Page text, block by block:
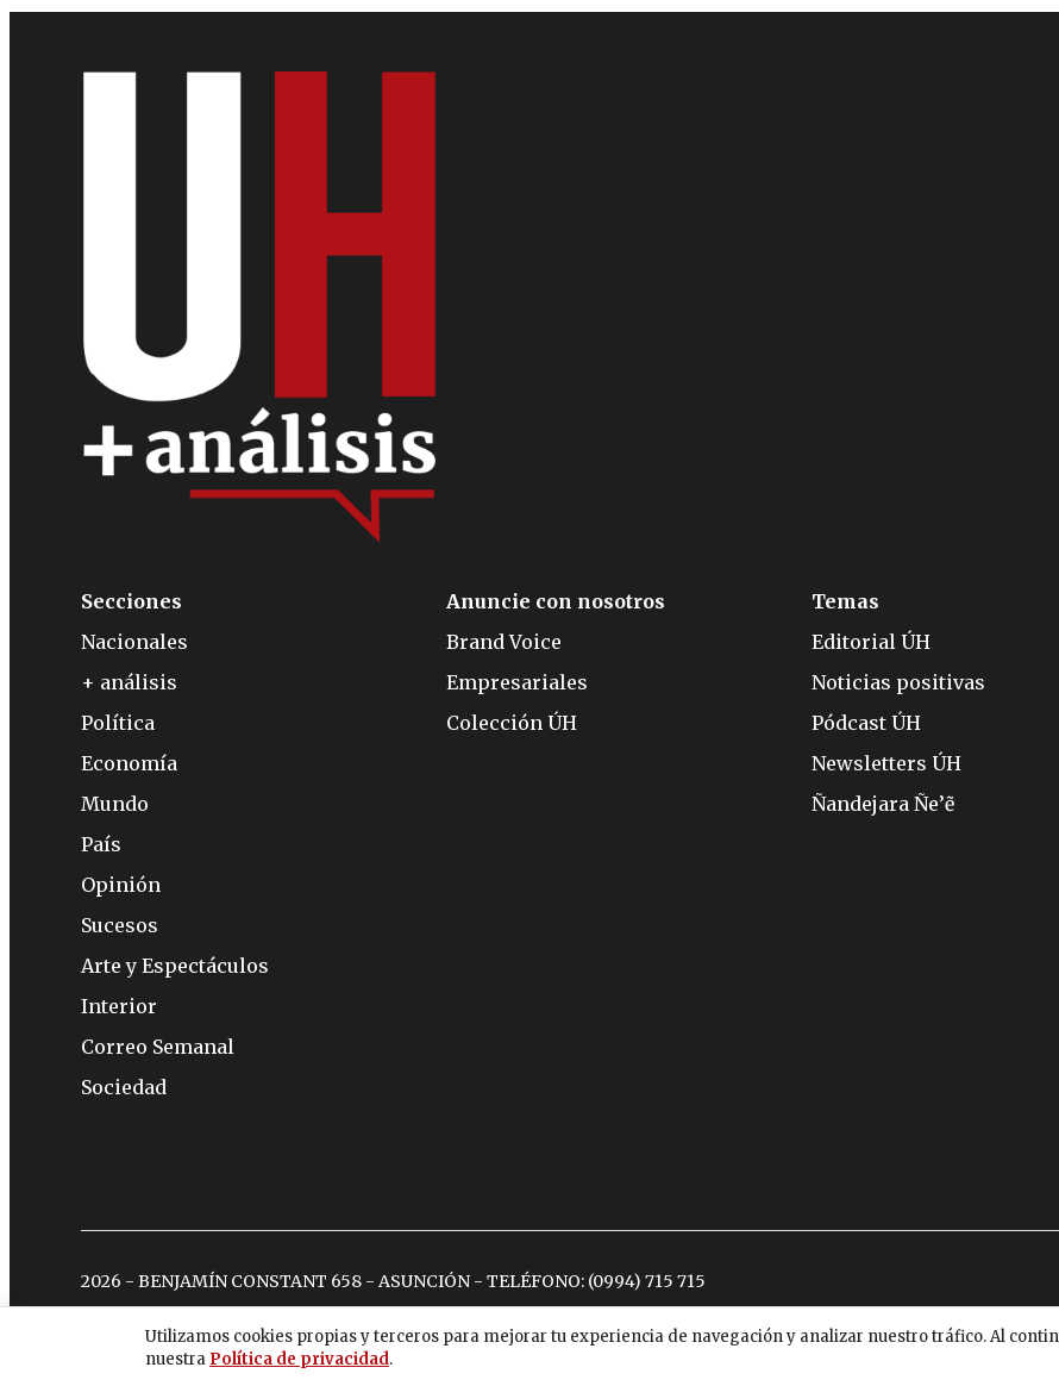
Utilizamos cookies propias y terceros para mejorar tu experiencia de navegación y analizar nuestro tráfico. Al
nuestra Política de privacidad.
Secciones
Nacionales
+ análisis
Política
Economía
Mundo
País
Opinión
Sucesos
Arte y Espectáculos
Interior
Correo Semanal
Sociedad
Anuncie con nosotros
Brand Voice
Empresariales
Colección ÚH
Temas
Editorial ÚH
Noticias positivas
Pódcast ÚH
Newsletters ÚH
Ñandejara Ñe’ẽ
2026 - BENJAMÍN CONSTANT 658 - ASUNCIÓN - TELÉFONO: (0994) 715 715